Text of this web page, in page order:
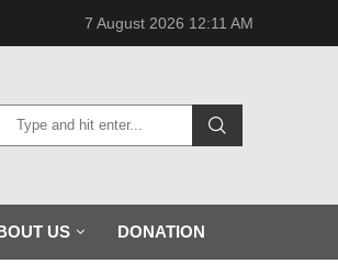
7 August 2026 12:11 AM
US DONATION